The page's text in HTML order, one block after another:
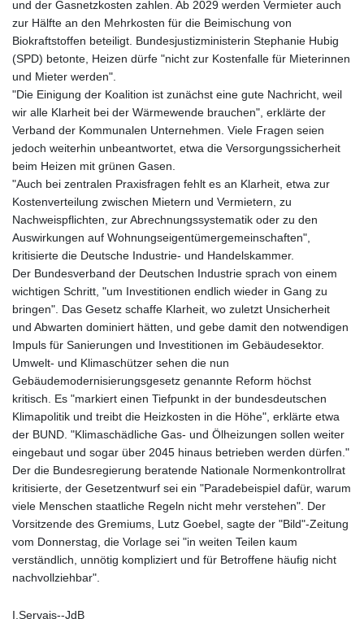
und der Gasnetzkosten zahlen. Ab 2029 werden Vermieter auch
zur Hälfte an den Mehrkosten für die Beimischung von
Biokraftstoffen beteiligt. Bundesjustizministerin Stephanie Hubig
(SPD) betonte, Heizen dürfe "nicht zur Kostenfalle für Mieterinnen
und Mieter werden".
"Die Einigung der Koalition ist zunächst eine gute Nachricht, weil
wir alle Klarheit bei der Wärmewende brauchen", erklärte der
Verband der Kommunalen Unternehmen. Viele Fragen seien
jedoch weiterhin unbeantwortet, etwa die Versorgungssicherheit
beim Heizen mit grünen Gasen.
"Auch bei zentralen Praxisfragen fehlt es an Klarheit, etwa zur
Kostenverteilung zwischen Mietern und Vermietern, zu
Nachweispflichten, zur Abrechnungssystematik oder zu den
Auswirkungen auf Wohnungseigentümergemeinschaften",
kritisierte die Deutsche Industrie- und Handelskammer.
Der Bundesverband der Deutschen Industrie sprach von einem
wichtigen Schritt, "um Investitionen endlich wieder in Gang zu
bringen". Das Gesetz schaffe Klarheit, wo zuletzt Unsicherheit
und Abwarten dominiert hätten, und gebe damit den notwendigen
Impuls für Sanierungen und Investitionen im Gebäudesektor.
Umwelt- und Klimaschützer sehen die nun
Gebäudemodernisierungsgesetz genannte Reform höchst
kritisch. Es "markiert einen Tiefpunkt in der bundesdeutschen
Klimapolitik und treibt die Heizkosten in die Höhe", erklärte etwa
der BUND. "Klimaschädliche Gas- und Ölheizungen sollen weiter
eingebaut und sogar über 2045 hinaus betrieben werden dürfen."
Der die Bundesregierung beratende Nationale Normenkontrollrat
kritisierte, der Gesetzentwurf sei ein "Paradebeispiel dafür, warum
viele Menschen staatliche Regeln nicht mehr verstehen". Der
Vorsitzende des Gremiums, Lutz Goebel, sagte der "Bild"-Zeitung
vom Donnerstag, die Vorlage sei "in weiten Teilen kaum
verständlich, unnötig kompliziert und für Betroffene häufig nicht
nachvollziehbar".
I.Servais--JdB